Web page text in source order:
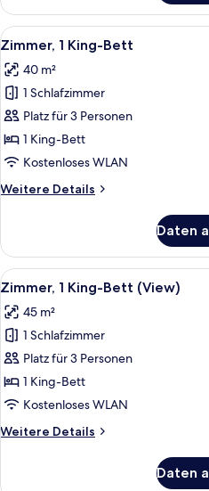
Suite
Alle
Fotos
für
Zimmer,
1 King-
Bett
anzeigen
6
Zimmer, 1 King-Bett
40 m²
1 Schlafzimmer
Platz für 3 Personen
1 King-Bett
Kostenloses WLAN
Weitere Details
Weitere
1 King-
Bett
Daten
Alle
Fotos
für
Zimmer,
1 King-
Bett
(View)
8
Zimmer, 1 King-Bett (View)
45 m²
1 Schlafzimmer
Platz für 3 Personen
1 King-Bett
Kostenloses WLAN
Weitere Details
Weitere
Daten